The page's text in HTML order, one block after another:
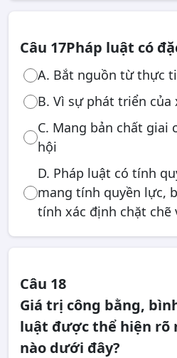
Câu 17Pháp luật có
A. Bắt nguồn từ thực
B. Vì sự phát triển của
C. Mang bản chất giai
hội
D. Pháp luật có tính
mang tính quyền lực,
tính xác định chặt
Câu 18
Giá trị công bằng,
luật được thể hiện rõ
nào dưới đây?